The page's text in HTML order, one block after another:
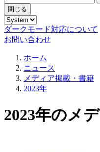
閉じる
ダークモード対応について
お問い合わせ
ホーム
ニュース
メディア掲載・書籍
2023年
2023年のメ